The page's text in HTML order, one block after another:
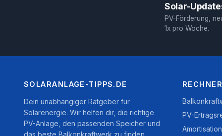
Solar-
PV-Förderung,
1x pro Woche.
SOLARANLAGE-TIPPS.DE
Dein unabhängiger Ratgeber für
Solarenergie. Wir helfen dir, die richtige
PV-Anlage, den passenden Speicher und
PV-